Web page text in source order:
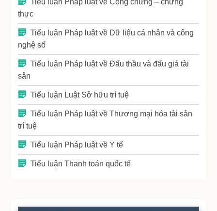
Tiểu luận Pháp luật về Công chứng – chứng
thực
Tiểu luận Pháp luật về Dữ liệu cá nhân và công
nghệ số
Tiểu luận Pháp luật về Đấu thầu và đấu giá tài
sản
Tiểu luận Luật Sở hữu trí tuệ
Tiểu luận Pháp luật về Thương mại hóa tài sản
trí tuệ
Tiểu luận Pháp luật về Y tế
Tiểu luận Thanh toán quốc tế